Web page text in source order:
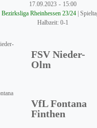
17.09.2023 - 15:00
Bezirksliga Rheinhessen 23/24 |
Halbzeit: 0-1
FSV Nieder-
Olm
VfL Fontana
Finthen